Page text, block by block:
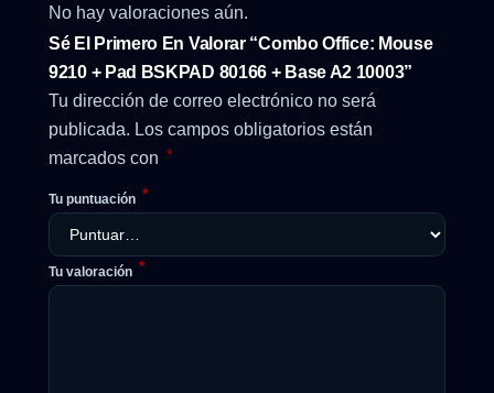
No hay valoraciones aún.
Sé El Primero En Valorar “Combo Office: Mouse
9210 + Pad BSKPAD 80166 + Base A2 10003”
Tu dirección de correo electrónico no será
publicada. Los campos obligatorios están
marcados con *
Tu puntuación *
Tu valoración *